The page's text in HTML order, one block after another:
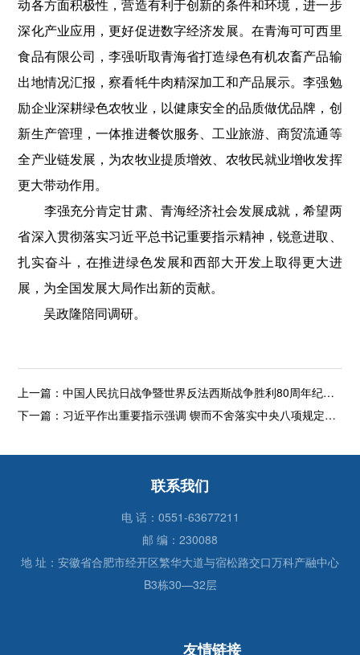
动各方面积极性，营造有利于创新的条件和环境，进一步
深化产业应用，更好促进数字经济发展。在青海可可西里
食品有限公司，李强听取青海省打造绿色有机农畜产品输
出地情况汇报，察看牦牛肉精深加工和产品展示。李强勉
励企业深耕绿色农牧业，以健康安全的品质做优品牌，创
新生产管理，一体推进餐饮服务、工业旅游、商贸流通等
全产业链发展，为农牧业提质增效、农牧民就业增收发挥
更大带动作用。
李强充分肯定甘肃、青海经济社会发展成就，希望两
省深入贯彻落实习近平总书记重要指示精神，锐意进取、
扎实奋斗，在推进绿色发展和西部大开发上取得更大进
展，为全国发展大局作出新的贡献。
吴政隆陪同调研。
上一篇：中国人民抗日战争暨世界反法西斯战争胜利80周年纪念活动总结会议在京举行 习近平亲切接见纪念活动筹办工作各方面代表 会议传达习近平关于纪念活动的重要讲话 对学习贯彻讲话精神作出部署 蔡奇参加接见并在总结会议上讲话
下一篇： 习近平作出重要指示强调 锲而不舍落实中央八项规定精神 推进作风建设常态化长效化 蔡奇主持中央党的建设工作领导小组会议并讲话 李希出席并讲话
联系我们
电 话：0551-63677211
邮 编：230088
地 址：安徽省合肥市经开区繁华大道与宿松路交口万科产融中心
B3栋30—32层
友情链接